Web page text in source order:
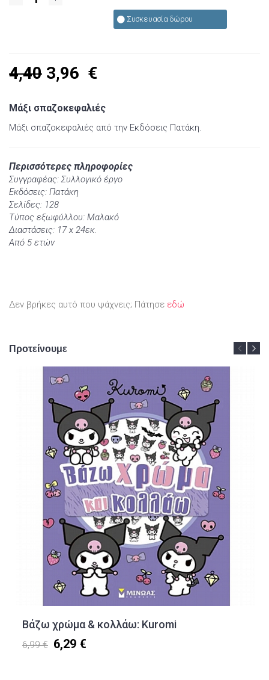
Συσκευασία δώρου
4,40 3,96 €
Μάξι σπαζοκεφαλιές
Μάξι σπαζοκεφαλιές από την Εκδόσεις Πατάκη.
Περισσότερες πληροφορίες
Συγγραφέας: Συλλογικό έργο
Εκδόσεις: Πατάκη
Σελίδες: 128
Τύπος εξωφύλλου: Μαλακό
Διαστάσεις: 17 x 24εκ.
Από 5 ετών
Δεν βρήκες αυτό που ψάχνεις; Πάτησε εδώ
Προτείνουμε
Βάζω χρώμα & κολλάω: Kuromi
6,99 € 6,29 €